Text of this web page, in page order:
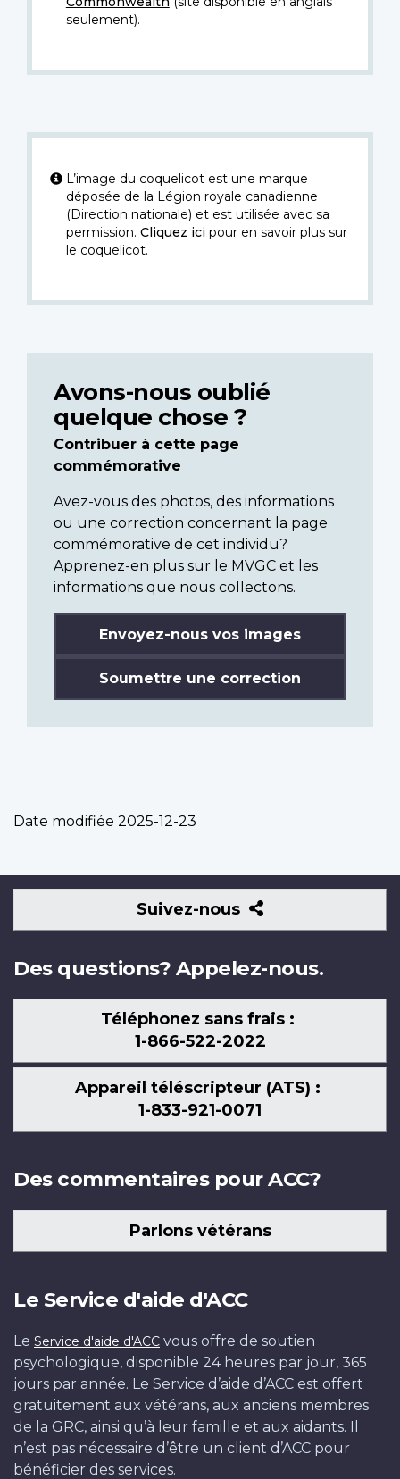
seulement).
L’image du coquelicot est une marque
déposée de la Légion royale canadienne
(Direction nationale) et est utilisée avec sa
permission. Cliquez icipour en savoir plus sur
le coquelicot.
Avons-nous oublié
quelque chose ?
Contribuer à cette page
commémorative
Avez-vous des photos, des informations
ou une correction concernant la page
commémorative de cet individu?
Apprenez-en plus sur le MVGC et les
informations que nous collectons.
Envoyez-nous vos images
Soumettre une correction
Date modifiée 2025-12-23
Suivez-nous
Suivez-
nous
Des questions? Appelez-nous.
Téléphonez sans frais :
1-866-522-2022
Appareil téléscripteur (ATS) :
1-833-921-0071
Des commentaires pour ACC?
Parlons vétérans
Le Service d'aide d'ACC
Le Service d'aide d'ACC vous offre de soutien
psychologique, disponible 24 heures par jour, 365
jours par année. Le Service d’aide d’ACC est offert
gratuitement aux vétérans, aux anciens membres
de la GRC, ainsi qu’à leur famille et aux aidants. Il
n’est pas nécessaire d’être un client d’ACC pour
bénéficier des services.